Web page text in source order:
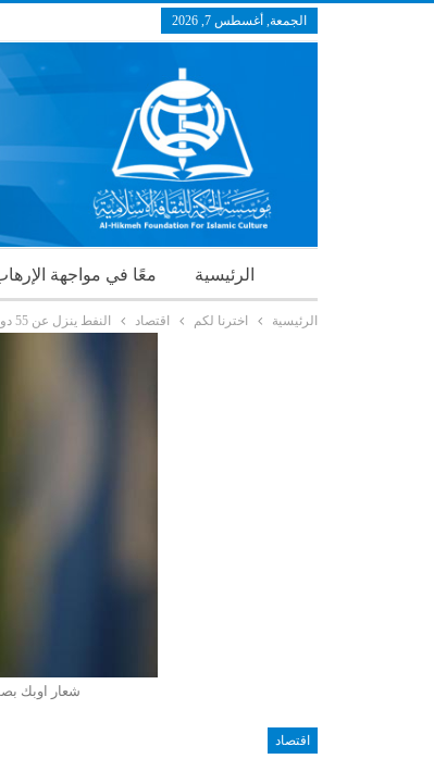
الجمعة, أغسطس 7, 2026
الرئيسية معًا في مواجهة
الرئيسية اخترنا لكم اقتصاد النفط ينزل عن 55 دولارا والكويت تقر ميزانية تقشفية للسنة المالية المقبلة 2015- 2016
شعار اوبك
اقتصاد